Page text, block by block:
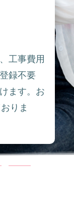
工事費用
録不要
ます。お
りま